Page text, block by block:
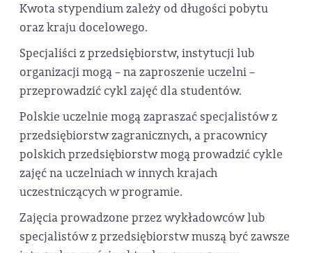
Kwota stypendium zależy od długości pobytu
oraz kraju docelowego.
Specjaliści z przedsiębiorstw, instytucji lub
organizacji mogą – na zaproszenie uczelni –
przeprowadzić cykl zajęć dla studentów.
Polskie uczelnie mogą zapraszać specjalistów z
przedsiębiorstw zagranicznych, a pracownicy
polskich przedsiębiorstw mogą prowadzić cykle
zajęć na uczelniach w innych krajach
uczestniczących w programie.
Zajęcia prowadzone przez wykładowców lub
specjalistów z przedsiębiorstw muszą być zawsze